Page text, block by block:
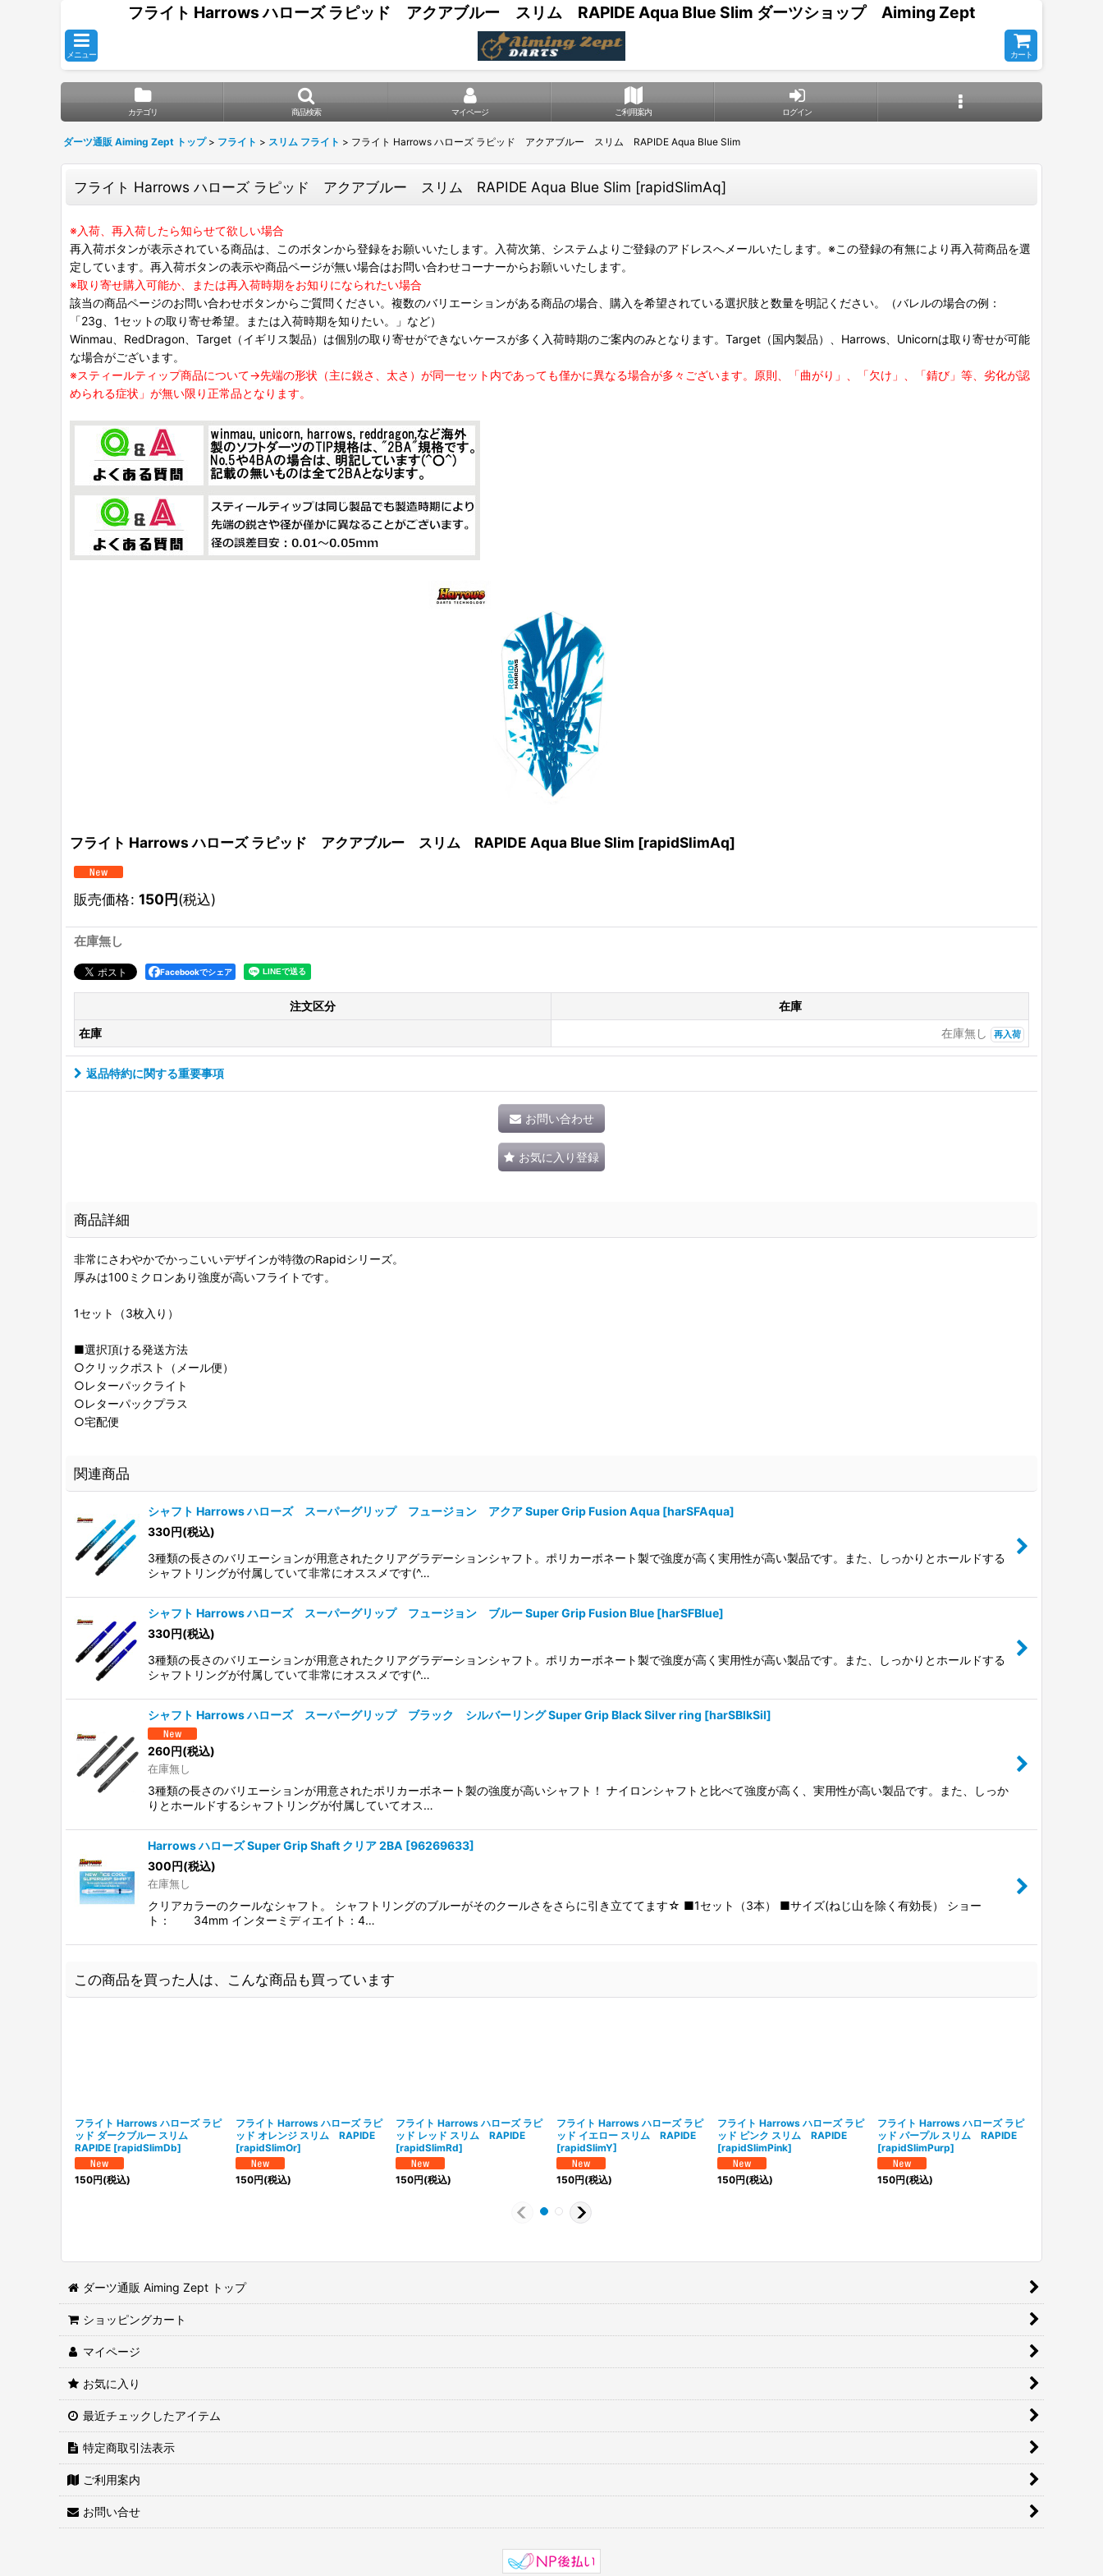
フライト Harrows ハローズ ラピッド アクアブルー スリム RAPIDE Aqua Blue Slim ダーツショップ Aiming Zept
メニュー カート
カテゴリ 商品検索 マイページ ご利用案内 ログイン
ダーツ通販 Aiming Zept トップ > フライト > スリム フライト > フライト Harrows ハローズ ラピッド アクアブルー スリム RAPIDE Aqua Blue Slim
フライト Harrows ハローズ ラピッド アクアブルー スリム RAPIDE Aqua Blue Slim [rapidSlimAq]
※入荷、再入荷したら知らせて欲しい場合
再入荷ボタンが表示されている商品は、このボタンから登録をお願いいたします。入荷次第、システムよりご登録のアドレスへメールいたします。※この登録の有無により再入荷商品を選
定しています。再入荷ボタンの表示や商品ページが無い場合はお問い合わせコーナーからお願いいたします。
※取り寄せ購入可能か、または再入荷時期をお知りになられたい場合
該当の商品ページのお問い合わせボタンからご質問ください。複数のバリエーションがある商品の場合、購入を希望されている選択肢と数量を明記ください。（バレルの場合の例：
「23g、1セットの取り寄せ希望。または入荷時期を知りたい。」など）
Winmau、RedDragon、Target（イギリス製品）は個別の取り寄せができないケースが多く入荷時期のご案内のみとなります。Target（国内製品）、Harrows、Unicornは取り寄せが可能
な場合がございます。
※スティールティップ商品について→先端の形状（主に鋭さ、太さ）が同一セット内であっても僅かに異なる場合が多々ございます。原則、「曲がり」、「欠け」、「錆び」等、劣化が認
められる症状」が無い限り正常品となります。
フライト Harrows ハローズ ラピッド アクアブルー スリム RAPIDE Aqua Blue Slim [rapidSlimAq]
販売価格: 150円(税込)
在庫無し
Facebookでシェア
注文区分
在庫
在庫
在庫無し 再入荷
返品特約に関する重要事項
お問い合わせ
お気に入り登録
商品詳細
非常にさわやかでかっこいいデザインが特徴のRapidシリーズ。
厚みは100ミクロンあり強度が高いフライトです。
1セット（3枚入り）
■選択頂ける発送方法
○クリックポスト（メール便）
○レターパックライト
○レターパックプラス
○宅配便
関連商品
シャフト Harrows ハローズ スーパーグリップ フュージョン アクア Super Grip Fusion Aqua [harSFAqua]
330円(税込)
3種類の長さのバリエーションが用意されたクリアグラデーションシャフト。ポリカーボネート製で強度が高く実用性が高い製品です。また、しっかりとホールドする
シャフトリングが付属していて非常にオススメです(^…
シャフト Harrows ハローズ スーパーグリップ フュージョン ブルー Super Grip Fusion Blue [harSFBlue]
330円(税込)
3種類の長さのバリエーションが用意されたクリアグラデーションシャフト。ポリカーボネート製で強度が高く実用性が高い製品です。また、しっかりとホールドする
シャフトリングが付属していて非常にオススメです(^…
シャフト Harrows ハローズ スーパーグリップ ブラック シルバーリング Super Grip Black Silver ring [harSBlkSil]
260円(税込)
在庫無し
3種類の長さのバリエーションが用意されたポリカーボネート製の強度が高いシャフト！ ナイロンシャフトと比べて強度が高く、実用性が高い製品です。また、しっか
りとホールドするシャフトリングが付属していてオス…
Harrows ハローズ Super Grip Shaft クリア 2BA [96269633]
300円(税込)
在庫無し
クリアカラーのクールなシャフト。 シャフトリングのブルーがそのクールさをさらに引き立ててます☆ ■1セット（3本） ■サイズ(ねじ山を除く有効長） ショー
ト： 34mm インターミディエイト：4…
この商品を買った人は、こんな商品も買っています
フライト Harrows ハローズ ラピ
ッド ダークブルー スリム
RAPIDE [rapidSlimDb]
150円(税込)
フライト Harrows ハローズ ラピ
ッド オレンジ スリム RAPIDE
[rapidSlimOr]
150円(税込)
フライト Harrows ハローズ ラピ
ッド レッド スリム RAPIDE
[rapidSlimRd]
150円(税込)
フライト Harrows ハローズ ラピ
ッド イエロー スリム RAPIDE
[rapidSlimY]
150円(税込)
フライト Harrows ハローズ ラピ
ッド ピンク スリム RAPIDE
[rapidSlimPink]
150円(税込)
フライト Harrows ハローズ ラピ
ッド パープル スリム RAPIDE
[rapidSlimPurp]
150円(税込)
ダーツ通販 Aiming Zept トップ
ショッピングカート
マイページ
お気に入り
最近チェックしたアイテム
特定商取引法表示
ご利用案内
お問い合せ